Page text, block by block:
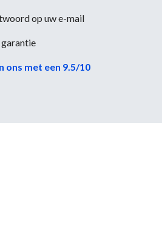
op uw e-mail
ons met een 9.5/10